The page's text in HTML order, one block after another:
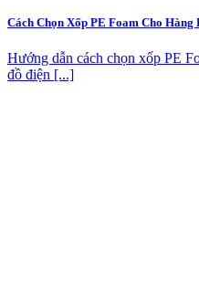
Cách Chọn Xốp PE Foam Cho Hàng
Hướng dẫn cách chọn xốp PE
đồ điện [...]